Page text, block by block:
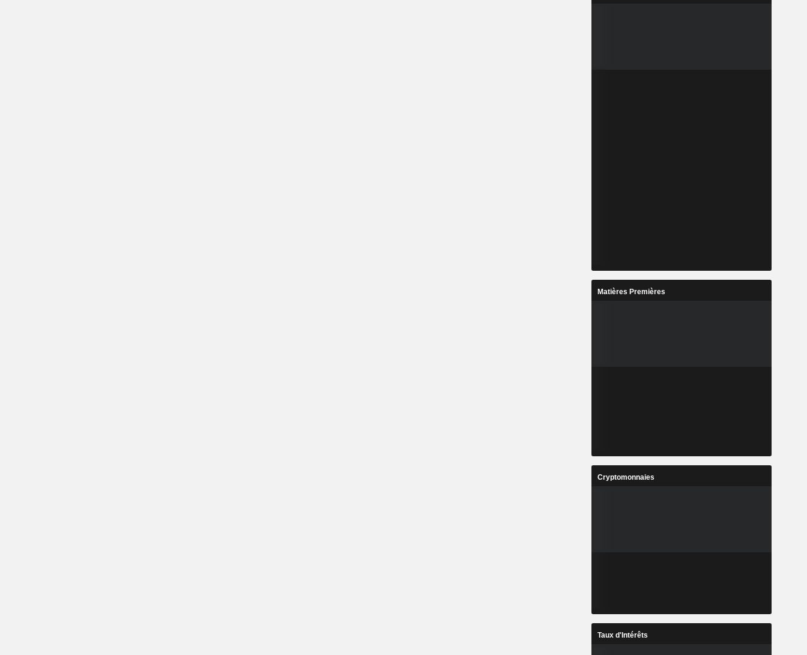
Matières Premières
Cryptomonnaies
Taux d'Intérêts